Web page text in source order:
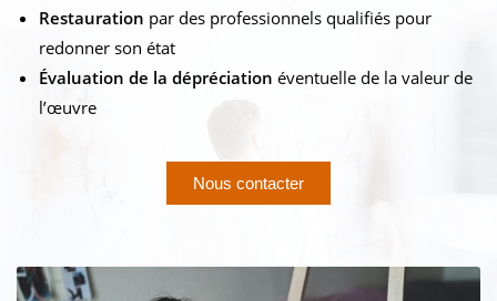
Restauration par des professionnels qualifiés pour
redonner son état
Évaluation de la dépréciation éventuelle de la valeur de
l’œuvre
Nous contacter